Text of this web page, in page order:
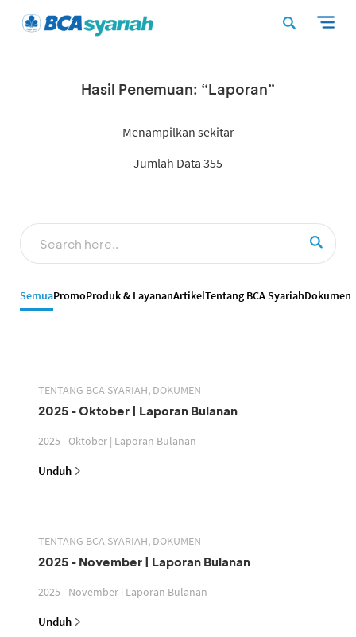
Hasil Penemuan: “Laporan”
Menampilkan sekitar
Jumlah Data 355
SemuaPromoProduk & LayananArtikelTentang BCA SyariahDokumen
TENTANG BCA SYARIAH, DOKUMEN
2025 - Oktober | Laporan Bulanan
2025 - Oktober | Laporan Bulanan
Unduh
TENTANG BCA SYARIAH, DOKUMEN
2025 - November | Laporan Bulanan
2025 - November | Laporan Bulanan
Unduh